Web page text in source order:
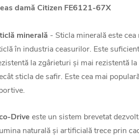
damă Citizen FE6121-67X
minerală - Sticla minerală este
în industria ceasurilor. Este
la zgârieturi și mai rezistentă
sticla de safir. Este cea mai
Drive este un sistem brevetat
naturală și artificială trece prin